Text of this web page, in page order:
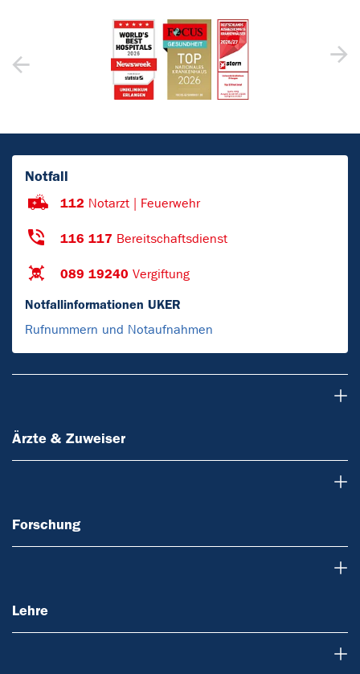
Notfall
112 Notarzt | Feuerwehr
116 117 Bereitschaftsdienst
089 19240 Vergiftung
Notfallinformationen UKER
Rufnummern und Notaufnahmen
Ärzte & Zuweiser
Forschung
Lehre